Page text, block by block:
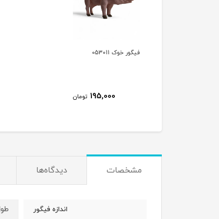
فیگور خوک 053011
195,000 تومان
مشخصات دیدگاه‌ها
اندازه فیگور طول :